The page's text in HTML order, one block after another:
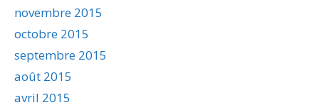
novembre 2015
octobre 2015
septembre 2015
août 2015
avril 2015